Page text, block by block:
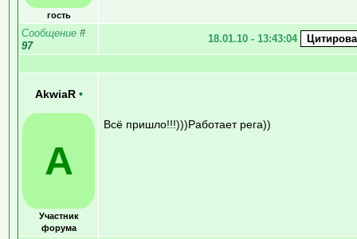
гость
Сообщение #
97
18.01.10 - 13:43:04
AkwiaR •
A
Участник
форума
Всё пришло!!!)))Работает рега))